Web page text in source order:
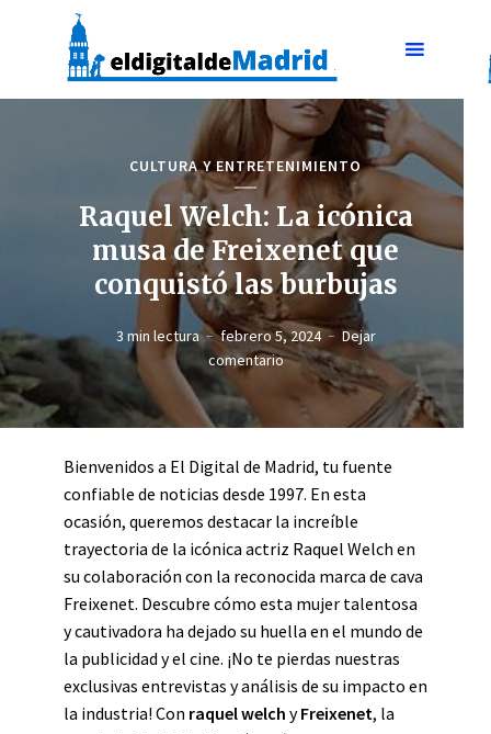
CULTURA Y ENTRETENIMIENTO
Raquel Welch: La icónica
musa de Freixenet que
conquistó las burbujas
3 min lectura febrero 5, 2024
Dejar
comentario
Bienvenidos a El Digital de Madrid, tu fuente
confiable de noticias desde 1997. En esta
ocasión, queremos destacar la increíble
trayectoria de la icónica actriz Raquel Welch en
su colaboración con la reconocida marca de cava
Freixenet. Descubre cómo esta mujer talentosa
y cautivadora ha dejado su huella en el mundo de
la publicidad y el cine. ¡No te pierdas nuestras
exclusivas entrevistas y análisis de su impacto en
la industria! Con raquel welch yFreixenet, la